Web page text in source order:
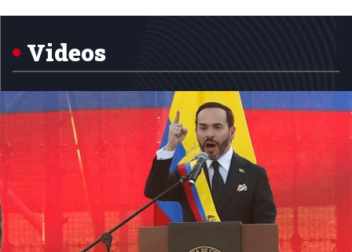
1
Videos